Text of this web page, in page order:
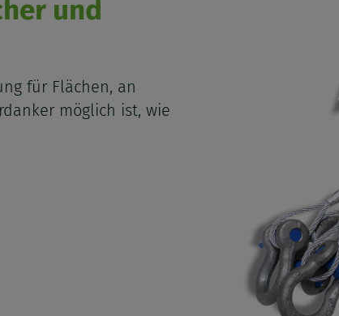
und
für Flächen, an
möglich ist, wie